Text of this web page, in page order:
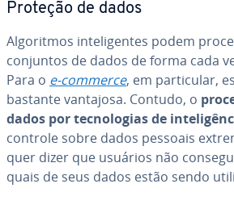
Proteção de dados
Al­go­rit­mos in­te­li­gen­tes podem
conjuntos de dados de forma cada
Para o e-commerce, em par­ti­cu­lar,
bastante vantajosa. Contudo, o
dados por tec­no­lo­gias de
controle sobre dados pessoais
quer dizer que usuários não
quais de seus dados estão sendo